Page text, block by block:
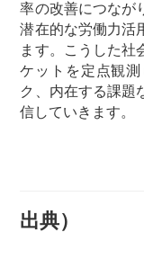
率の改善につなが
潜在的な労働力活
ます。こうした社
ケットを定点観
ク、内在する課題
信していきます。
出典）